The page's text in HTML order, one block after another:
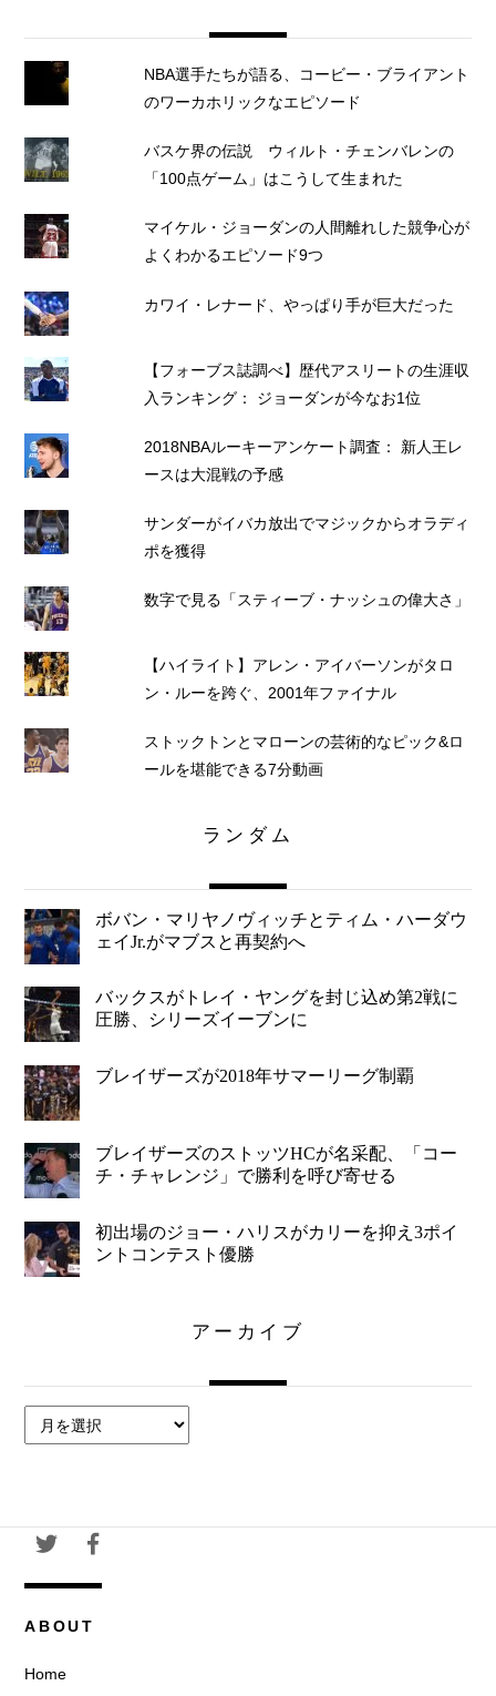
NBA選手たちが語る、コービー・ブライアント
のワーカホリックなエピソード
バスケ界の伝説 ウィルト・チェンバレンの
「100点ゲーム」はこうして生まれた
マイケル・ジョーダンの人間離れした競争心が
よくわかるエピソード9つ
カワイ・レナード、やっぱり手が巨大だった
【フォーブス誌調べ】歴代アスリートの生涯収
入ランキング： ジョーダンが今なお1位
2018NBAルーキーアンケート調査： 新人王レ
ースは大混戦の予感
サンダーがイバカ放出でマジックからオラディ
ポを獲得
数字で見る「スティーブ・ナッシュの偉大さ」
【ハイライト】アレン・アイバーソンがタロ
ン・ルーを跨ぐ、2001年ファイナル
ストックトンとマローンの芸術的なピック&ロ
ールを堪能できる7分動画
ランダム
ボバン・マリヤノヴィッチとティム・ハーダウ
ェイJr.がマブスと再契約へ
バックスがトレイ・ヤングを封じ込め第2戦に
圧勝、シリーズイーブンに
ブレイザーズが2018年サマーリーグ制覇
ブレイザーズのストッツHCが名采配、「コー
チ・チャレンジ」で勝利を呼び寄せる
初出場のジョー・ハリスがカリーを抑え3ポイ
ントコンテスト優勝
アーカイブ
ー
ブ
ABOUT
Home